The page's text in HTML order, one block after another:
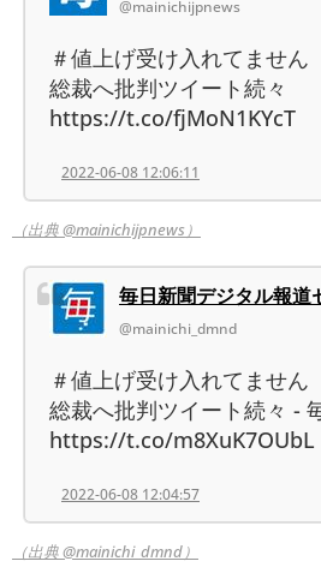
@mainichijpnews
＃値上げ受け入れてませ
総裁へ批判ツイート続々
https://t.co/fjMoN1KYcT
2022-06-08 12:06:11
（出典 @mainichijpnews）
毎日新聞デジタル報道
@mainichi_dmnd
＃値上げ受け入れてませ
総裁へ批判ツイート続々 -
https://t.co/m8XuK7OUbL
2022-06-08 12:04:57
（出典 @mainichi_dmnd）